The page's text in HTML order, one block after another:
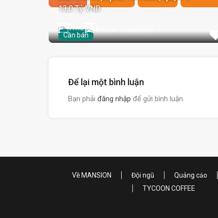
Cần bán
13,0 Tỷ VND
77m2
Để lại một bình luận
Bạn phải đăng nhập để gửi bình luận.
Về MANSION Đội ngũ Quảng cáo
TYCOON COFFEE